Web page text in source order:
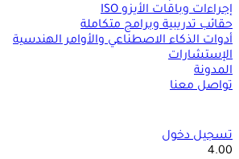
إجراءات وباقات الأيزو ISO
حقائب تدريبية وبرامج متكاملة
أدوات الذكاء الاصطناعي والأوامر الهندسية
الإستشارات
المدونة
تواصل معنا
تسجيل دخول
4.00